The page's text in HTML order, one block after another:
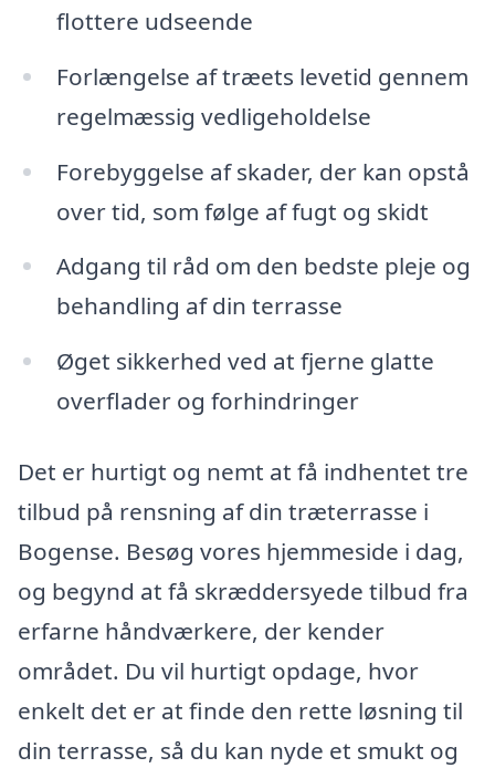
flottere udseende
Forlængelse af træets levetid gennem
regelmæssig vedligeholdelse
Forebyggelse af skader, der kan opstå
over tid, som følge af fugt og skidt
Adgang til råd om den bedste pleje og
behandling af din terrasse
Øget sikkerhed ved at fjerne glatte
overflader og forhindringer
Det er hurtigt og nemt at få indhentet tre
tilbud på rensning af din træterrasse i
Bogense. Besøg vores hjemmeside i dag,
og begynd at få skræddersyede tilbud fra
erfarne håndværkere, der kender
området. Du vil hurtigt opdage, hvor
enkelt det er at finde den rette løsning til
din terrasse, så du kan nyde et smukt og